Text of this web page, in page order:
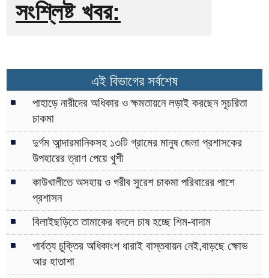
সংশ্লিষ্ট খবর:
এই বিভাগের সর্বশেষ
পাহাড়ে নারীদের অধিকার ও ক্ষমতায়নে লড়াই করছেন সূচরিতা
চাকমা
দুর্গম আন্দারমানিকসহ ১৩টি গ্রামের মানুষ জেলা প্রশাসকের
উপহারের ত্রাণ পেয়ে খুশী
কাউখালীতে অসহায় ও গরীব সুরেশ চাকমা পরিবারের পাশে
প্রশাসন
বিলাইছড়িতে তামাকের বদলে চাষ হচ্ছে শিম-বাদাম
পার্বত্য চুক্তির অধিকাংশ ধারাই বাস্তবায়ন নেই,বাড়ছে ক্ষোভ
আর হাতাশা